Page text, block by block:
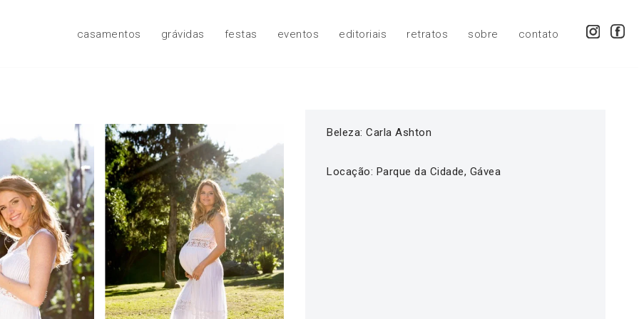
casamentos grávidas festas eventos editoriais retratos sobre contato
Beleza: Carla Ashton
Locação: Parque da Cidade, Gávea